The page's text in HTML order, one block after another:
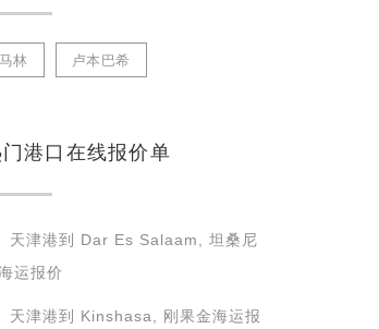
马林 卢本巴希
港口在线报价单
天津港到 Dar Es Salaam, 坦桑尼
运报价
天津港到 Kinshasa, 刚果金海运报